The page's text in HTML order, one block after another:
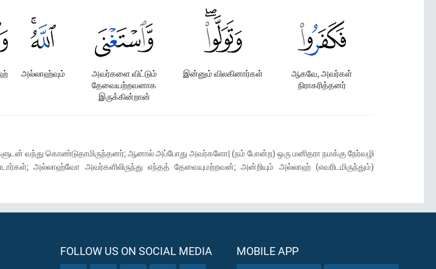
ஆகவே, அவர்கள்
நிராகரித்தனர்
இன்னும் விலகினார்கள்
அவர்களை விட்டும்
தேவையற்றவனாக
இருக்கின்றான்
அல்லாஹ்வும்
வந்து கொண்டுதாமிருந்தனர்; ஆனால் அப்போது அவர்களோ| (நம் போன்ற) ஒரு மனிதரா நமக்கு நேர்வழி
அல்லாஹ்வோ அவர்களிலிருந்து எந்தத் தேவையுமற்றவன்; அன்றியும் அல்லாஹ் (எவரிடமிருந்தும்)
FOLLOW US ON SOCIAL MEDIA MOBILE APP